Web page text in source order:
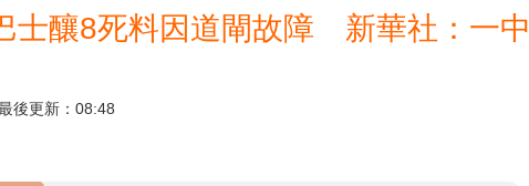
士釀8死料因道閘故障 新華社：一中
後更新：08:48